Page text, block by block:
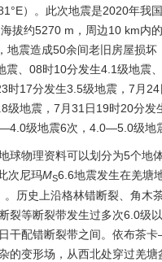
）。此次地震是2020年我
拔约5270 m，周边10 km内
地震造成50余间老旧房屋损坏
震、08时10分发生4.1级地震
时17分发生3.5级地震，7月
地震，7月31日19时20分发
级地震6次，4.0—5.0级地
球物理资料可以划分为5个地
次尼玛MS6.6地震发生在羌塘
。历史上沿格林错断裂、角木
等断裂带发生过多次6.0级
干配错断裂带之间。依布茶
的变形场，从西北处穿过羌